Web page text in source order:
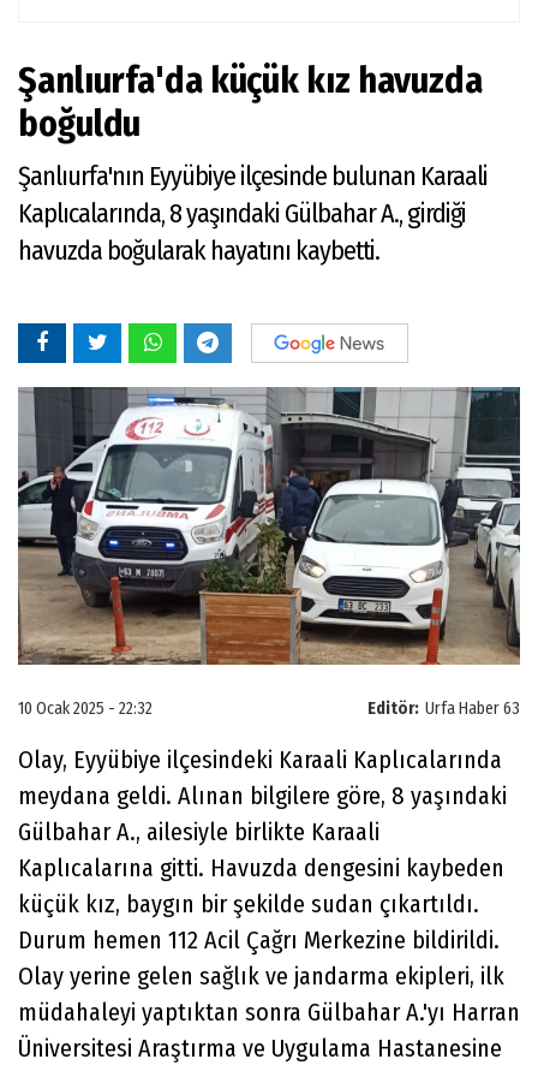
Şanlıurfa'da küçük kız havuzda
boğuldu
Şanlıurfa'nın Eyyübiye ilçesinde bulunan Karaali
Kaplıcalarında, 8 yaşındaki Gülbahar A., girdiği
havuzda boğularak hayatını kaybetti.
Editör: Urfa Haber 63
10 Ocak 2025 - 22:32
Olay, Eyyübiye ilçesindeki Karaali Kaplıcalarında
meydana geldi. Alınan bilgilere göre, 8 yaşındaki
Gülbahar A., ailesiyle birlikte Karaali
Kaplıcalarına gitti. Havuzda dengesini kaybeden
küçük kız, baygın bir şekilde sudan çıkartıldı.
Durum hemen 112 Acil Çağrı Merkezine bildirildi.
Olay yerine gelen sağlık ve jandarma ekipleri, ilk
müdahaleyi yaptıktan sonra Gülbahar A.'yı Harran
Üniversitesi Araştırma ve Uygulama Hastanesine